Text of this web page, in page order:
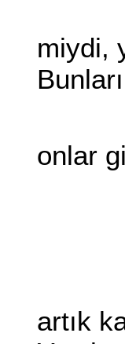
-Bu
miydi,
-
onlar
O
-
Ne
artık